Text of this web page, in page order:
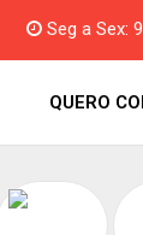
Seg a Sex:
QUERO